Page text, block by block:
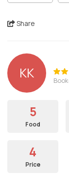
Share
KK
5
Food
4
Price